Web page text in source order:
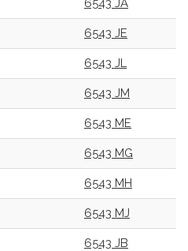
6543 JA
6543 JE
6543 JL
6543 JM
6543 ME
6543 MG
6543 MH
6543 MJ
6543 JB